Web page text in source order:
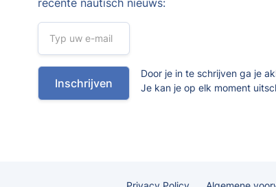
Door je in te schrijven ga je
Je kan je op elk moment